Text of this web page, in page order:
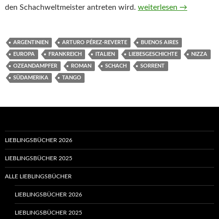
den Schachweltmeister antreten wird. Dreimal im Leben von
weiterlesen →
ARGENTINIEN ARTURO PÉREZ-REVERTE BUENOS AIRES
EUROPA FRANKREICH ITALIEN LIEBESGESCHICHTE NIZZA
OZEANDAMPFER ROMAN SCHACH SORRENT
SÜDAMERIKA TANGO
LIEBLINGSBÜCHER 2026
LIEBLINGSBÜCHER 2025
ALLE LIEBLINGSBÜCHER
LIEBLINGSBÜCHER 2026
LIEBLINGSBÜCHER 2025